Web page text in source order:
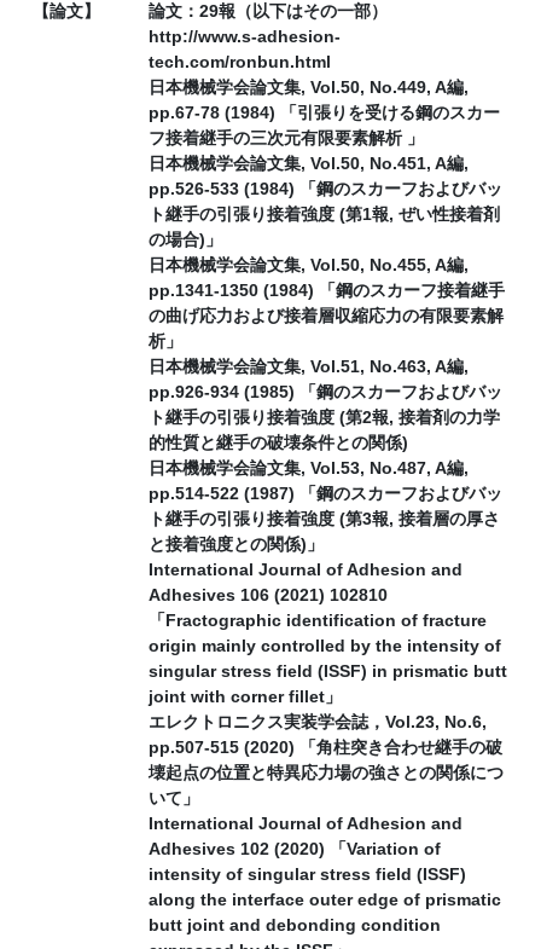
【論文】
論文：29報（以下はその一部）
http://www.s-adhesion-
tech.com/ronbun.html
日本機械学会論文集, Vol.50, No.449, A編,
pp.67-78 (1984) 「引張りを受ける鋼のスカー
フ接着継手の三次元有限要素解析 」
日本機械学会論文集, Vol.50, No.451, A編,
pp.526-533 (1984) 「鋼のスカーフおよびバッ
ト継手の引張り接着強度 (第1報, ぜい性接着剤
の場合)」
日本機械学会論文集, Vol.50, No.455, A編,
pp.1341-1350 (1984) 「鋼のスカーフ接着継手
の曲げ応力および接着層収縮応力の有限要素解
析」
日本機械学会論文集, Vol.51, No.463, A編,
pp.926-934 (1985) 「鋼のスカーフおよびバッ
ト継手の引張り接着強度 (第2報, 接着剤の力学
的性質と継手の破壊条件との関係)
日本機械学会論文集, Vol.53, No.487, A編,
pp.514-522 (1987) 「鋼のスカーフおよびバッ
ト継手の引張り接着強度 (第3報, 接着層の厚さ
と接着強度との関係)」
International Journal of Adhesion and
Adhesives 106 (2021) 102810
「Fractographic identification of fracture
origin mainly controlled by the intensity of
singular stress field (ISSF) in prismatic butt
joint with corner fillet」
エレクトロニクス実装学会誌，Vol.23, No.6,
pp.507-515 (2020) 「角柱突き合わせ継手の破
壊起点の位置と特異応力場の強さとの関係につ
いて」
International Journal of Adhesion and
Adhesives 102 (2020) 「Variation of
intensity of singular stress field (ISSF)
along the interface outer edge of prismatic
butt joint and debonding condition